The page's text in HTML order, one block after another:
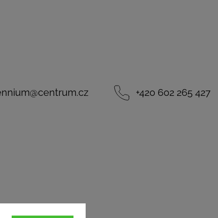
@centrum.cz +420 602 265 427